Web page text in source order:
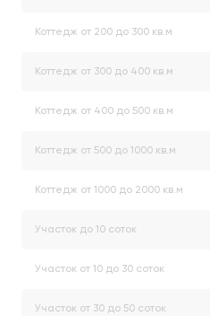
Коттедж от 200 до 300 кв.м
Коттедж от 300 до 400 кв.м
Коттедж от 400 до 500 кв.м
Коттедж от 500 до 1000 кв.м
Коттедж от 1000 до 2000 кв.м
Участок до 10 соток
Участок от 10 до 30 соток
Участок от 30 до 50 соток